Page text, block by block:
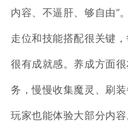
内容、不逼肝、够自由”
走位和技能搭配很关键
很有成就感。养成方面
务，慢慢收集魔灵、刷
玩家也能体验大部分内